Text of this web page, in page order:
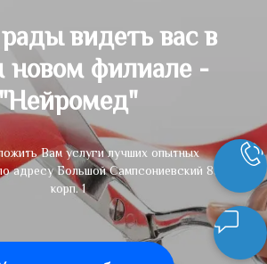
видеть вас в
новом филиале -
Вам услуги лучших опытных
адресу Большой Сампсониевский 85
корп. 1